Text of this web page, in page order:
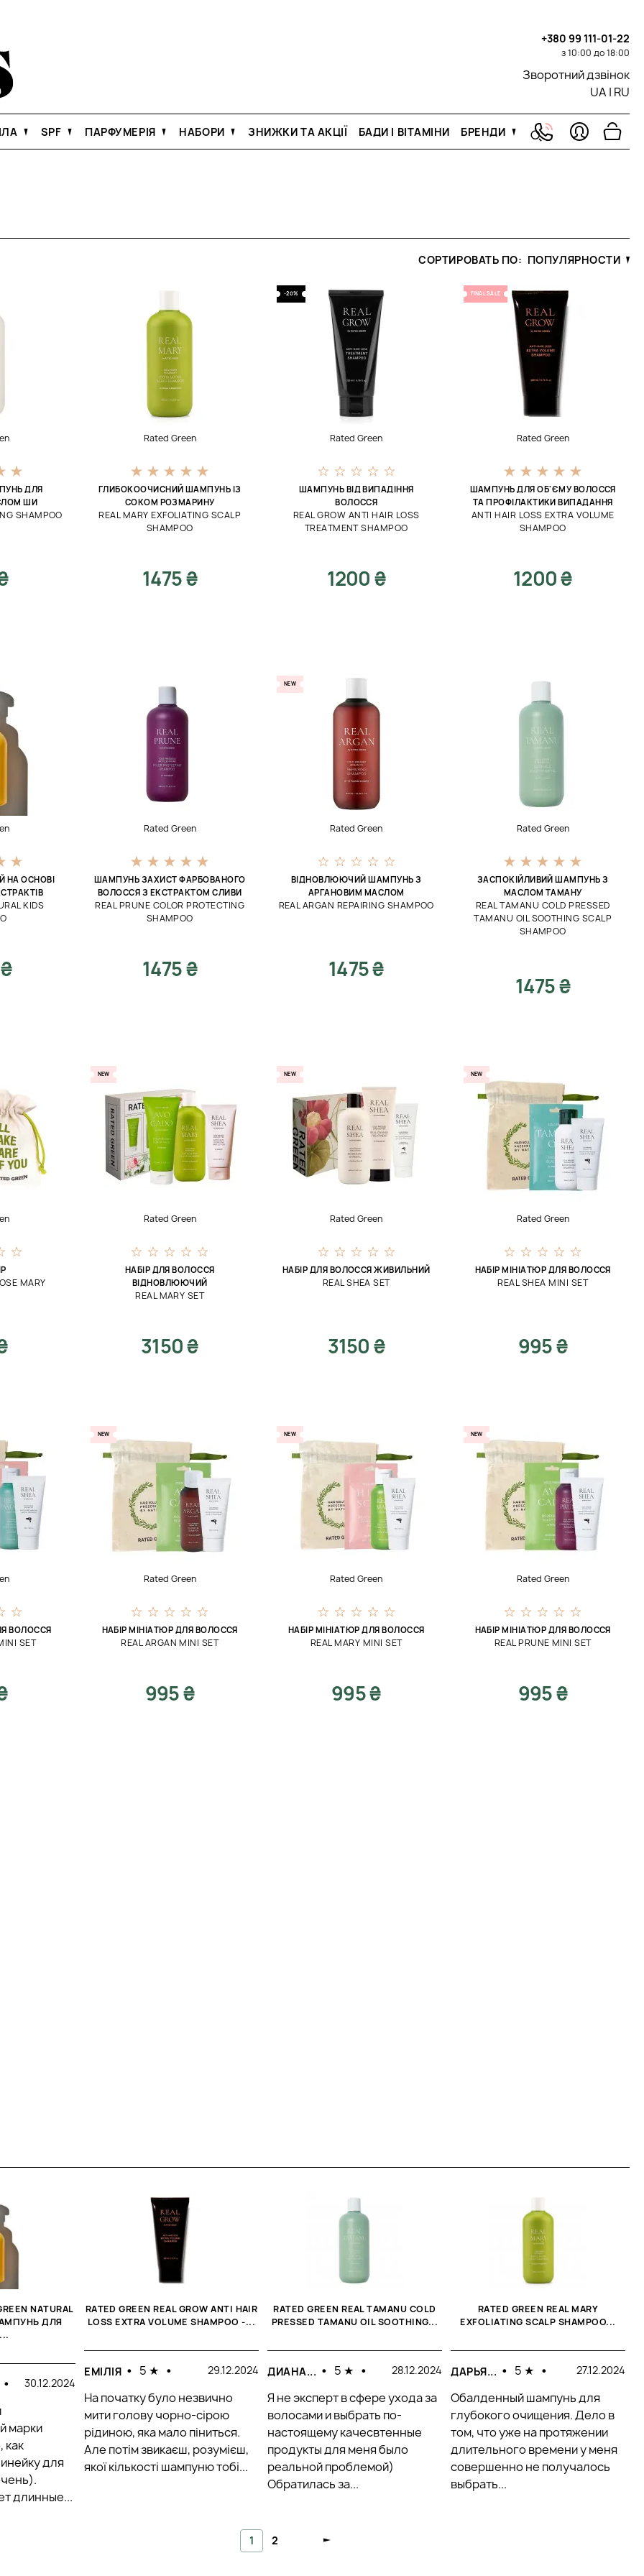
+380 99 111-01-22
з 10:00 до 18:00
Зворотний дзвінок
UA | RU
SPF ПАРФУМЕРІЯ НАБОРИ ЗНИЖКИ ТА АКЦІЇ БАДИ І ВІТАМІНИ БРЕНДИ
СОРТИРОВАТЬ ПО: ПОПУЛЯРНОСТИ
ДЛЯ
ШИ
SHAMPOO
Rated Green
ГЛИБОКООЧИСНИЙ ШАМПУНЬ ІЗ
СОКОМ РОЗМАРИНУ
REAL MARY EXFOLIATING SCALP
SHAMPOO
1475 ₴
-20%
Rated Green
ШАМПУНЬ ВІД ВИПАДІННЯ
ВОЛОССЯ
REAL GROW ANTI HAIR LOSS
TREATMENT SHAMPOO
1200 ₴
FINAL SALE
Rated Green
ШАМПУНЬ ДЛЯ ОБ'ЄМУ ВОЛОССЯ
ТА ПРОФІЛАКТИКИ ВИПАДАННЯ
ANTI HAIR LOSS EXTRA VOLUME
SHAMPOO
1200 ₴
НА ОСНОВІ
KIDS
Rated Green
ШАМПУНЬ ЗАХИСТ ФАРБОВАНОГО
ВОЛОССЯ З ЕКСТРАКТОМ СЛИВИ
REAL PRUNE COLOR PROTECTING
SHAMPOO
1475 ₴
NEW
Rated Green
ВІДНОВЛЮЮЧИЙ ШАМПУНЬ З
АРГАНОВИМ МАСЛОМ
REAL ARGAN REPAIRING SHAMPOO
1475 ₴
Rated Green
ЗАСПОКІЙЛИВИЙ ШАМПУНЬ З
МАСЛОМ ТАМАНУ
REAL TAMANU COLD PRESSED
TAMANU OIL SOOTHING SCALP
SHAMPOO
1475 ₴
MARY
NEW
Rated Green
НАБІР ДЛЯ ВОЛОССЯ
ВІДНОВЛЮЮЧИЙ
REAL MARY SET
3150 ₴
NEW
Rated Green
НАБІР ДЛЯ ВОЛОССЯ ЖИВИЛЬНИЙ
REAL SHEA SET
3150 ₴
NEW
Rated Green
НАБІР МІНІАТЮР ДЛЯ ВОЛОССЯ
REAL SHEA MINI SET
995 ₴
ВОЛОССЯ
SET
NEW
Rated Green
НАБІР МІНІАТЮР ДЛЯ ВОЛОССЯ
REAL ARGAN MINI SET
995 ₴
NEW
Rated Green
НАБІР МІНІАТЮР ДЛЯ ВОЛОССЯ
REAL MARY MINI SET
995 ₴
NEW
Rated Green
НАБІР МІНІАТЮР ДЛЯ ВОЛОССЯ
REAL PRUNE MINI SET
995 ₴
NATURAL
ДЛЯ
• 30.12.2024
марки
как
для
длинные...
RATED GREEN REAL GROW ANTI HAIR
LOSS EXTRA VOLUME SHAMPOO -...
ЕМІЛІЯ • 5 ★ • 29.12.2024
На початку було незвично
мити голову чорно-сірою
рідиною, яка мало піниться.
Але потім звикаєш, розумієш,
якої кількості шампуню тобі...
RATED GREEN REAL TAMANU COLD
PRESSED TAMANU OIL SOOTHING...
ДИАНА... • 5 ★ • 28.12.2024
Я не эксперт в сфере ухода за
волосами и выбрать по-
настоящему качесвтенные
продукты для меня было
реальной проблемой)
Обратилась за...
RATED GREEN REAL MARY
EXFOLIATING SCALP SHAMPOO...
ДАРЬЯ... • 5 ★ • 27.12.2024
Обалденный шампунь для
глубокого очищения. Дело в
том, что уже на протяжении
длительного времени у меня
совершенно не получалось
выбрать...
1 2